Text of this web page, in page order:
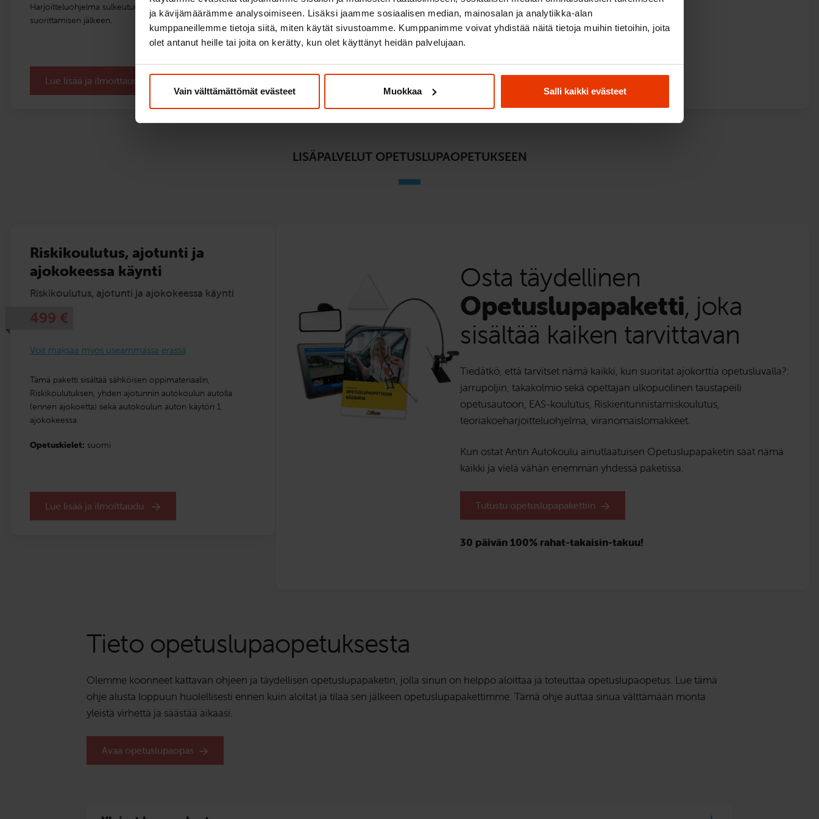
ja kävijämäärämme analysoimiseen. Lisäksi jaamme sosiaalisen median, mainosalan ja analytiikka-alan
kumppaneillemme tietoja siitä, miten käytät sivustoamme. Kumppanimme voivat yhdistää näitä tietoja muihin tietoihin, joita
olet antanut heille tai joita on kerätty, kun olet käyttänyt heidän palvelujaan.
Vain välttämättömät evästeet Muokkaa Salli kaikki evästeet
Harjoitteluohjelma sulkeutuu 60 päivän päästä EAS-koulutuksen viimeisen tunnin
suorittamisen jälkeen.
Lue lisää ja ilmoittaudu
LISÄPALVELUT OPETUSLUPAOPETUKSEEN
Riskikoulutus, ajotunti ja
ajokokeessa käynti
Riskikoulutus, ajotunti ja ajokokeessa käynti
499 €
Voit maksaa myös useammassa erässä
Tämä paketti sisältää sähköisen oppimateriaalin,
Riskikoulutuksen, yhden ajotunnin autokoulun autolla
(ennen ajokoetta) sekä autokoulun auton käytön 1.
ajokokeessa.
Opetuskielet: suomi
Lue lisää ja ilmoittaudu
Osta täydellinen
Opetuslupapaketti, joka
sisältää kaiken tarvittavan
Tiedätkö, että tarvitset nämä kaikki, kun suoritat ajokorttia opetusluvalla?:
jarrupoljin, takakolmio sekä opettajan ulkopuolinen taustapeili
opetusautoon, EAS-koulutus, Riskientunnistamiskoulutus,
teoriakoeharjoitteluohjelma, viranomaislomakkeet.
Kun ostat Antin Autokoulu ainutlaatuisen Opetuslupapaketin saat nämä
kaikki ja vielä vähän enemmän yhdessä paketissa.
Tutustu opetuslupapakettiin
30 päivän 100% rahat-takaisin-takuu!
Tieto opetuslupaopetuksesta
Olemme koonneet kattavan ohjeen ja täydellisen opetuslupapaketin, jolla sinun on helppo aloittaa ja toteuttaa opetuslupaopetus. Lue tämä
ohje alusta loppuun huolellisesti ennen kuin aloitat ja tilaa sen jälkeen opetuslupapakettimme. Tämä ohje auttaa sinua välttämään monta
yleistä virhettä ja säästää aikaasi.
Avaa opetuslupaopas